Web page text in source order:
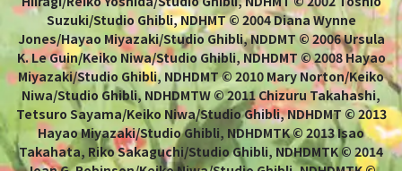
Suzuki/Studio Ghibli, NDHMT © 2004 Diana Wynne
Jones/Hayao Miyazaki/Studio Ghibli, NDDMT © 2006 Ursula
K. Le Guin/Keiko Niwa/Studio Ghibli, NDHDMT © 2008 Hayao
Miyazaki/Studio Ghibli, NDHDMT © 2010 Mary Norton/Keiko
Niwa/Studio Ghibli, NDHDMTW © 2011 Chizuru Takahashi,
Tetsuro Sayama/Keiko Niwa/Studio Ghibli, NDHDMT © 2013
Hayao Miyazaki/Studio Ghibli, NDHDMTK © 2013 Isao
Takahata, Riko Sakaguchi/Studio Ghibli, NDHDMTK © 2014